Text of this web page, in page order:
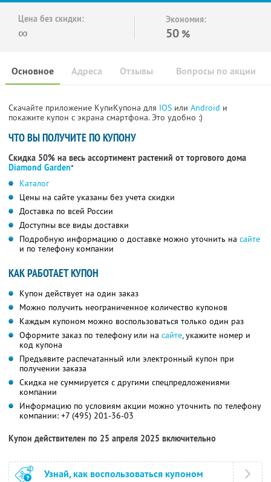
Цена без скидки:
∞
Экономия:
50 %
Основное Отзывы Вопросы по акции
Адреса
Скачайте приложение КупиКупона для IOS или Android и
покажите купон с экрана смартфона. Это удобно :)
ЧТО ВЫ ПОЛУЧИТЕ ПО КУПОНУ
Скидка 50% на весь ассортимент растений от торгового дома
Diamond Garden*
Каталог
Цены на сайте указаны без учета скидки
Доставка по всей России
Доступны все виды доставки
Подробную информацию о доставке можно уточнить на сайте
и по телефону компании
КАК РАБОТАЕТ КУПОН
Купон действует на один заказ
Можно получить неограниченное количество купонов
Каждым купоном можно воспользоваться только один раз
Оформите заказ по телефону или на сайте, укажите номер и
код купона
Предъявите распечатанный или электронный купон при
получении заказа
Скидка не суммируется с другими спецпредложениями
компании
Информацию по условиям акции можно уточнить по телефону
компании: +7 (495) 201-36-03
Купон действителен по 25 апреля 2025 включительно
Узнай, как воспользоваться купоном